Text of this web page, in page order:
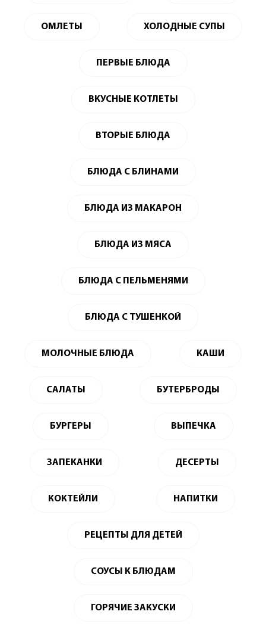
ОМЛЕТЫ ХОЛОДНЫЕ СУПЫ
ПЕРВЫЕ БЛЮДА
ВКУСНЫЕ КОТЛЕТЫ
ВТОРЫЕ БЛЮДА
БЛЮДА С БЛИНАМИ
БЛЮДА ИЗ МАКАРОН
БЛЮДА ИЗ МЯСА
БЛЮДА С ПЕЛЬМЕНЯМИ
БЛЮДА С ТУШЕНКОЙ
МОЛОЧНЫЕ БЛЮДА КАШИ
САЛАТЫ БУТЕРБРОДЫ
БУРГЕРЫ ВЫПЕЧКА
ЗАПЕКАНКИ ДЕСЕРТЫ
КОКТЕЙЛИ НАПИТКИ
РЕЦЕПТЫ ДЛЯ ДЕТЕЙ
СОУСЫ К БЛЮДАМ
ГОРЯЧИЕ ЗАКУСКИ